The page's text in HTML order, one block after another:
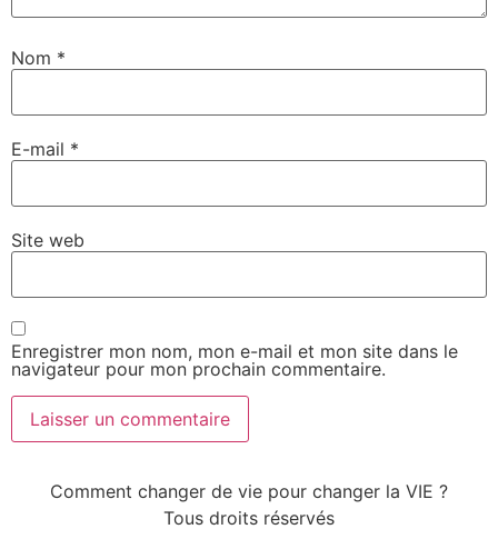
Nom *
E-mail *
Site web
Enregistrer mon nom, mon e-mail et mon site dans le
navigateur pour mon prochain commentaire.
Comment changer de vie pour changer la VIE ?
Tous droits réservés